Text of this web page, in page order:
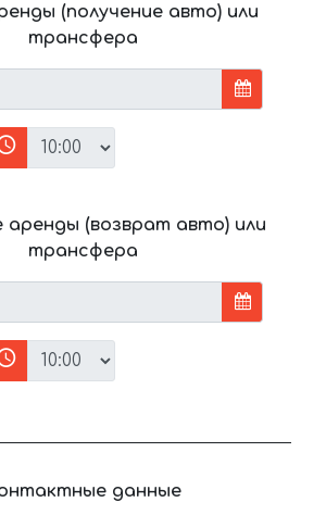
(получение авто) или
трансфера
аренды (возврат авто) или
трансфера
данные